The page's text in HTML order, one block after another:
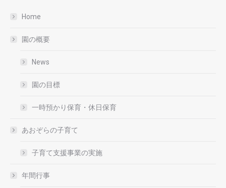
Home
園の概要
News
園の目標
一時預かり保育・休日保育
あおぞらの子育て
子育て支援事業の実施
年間行事